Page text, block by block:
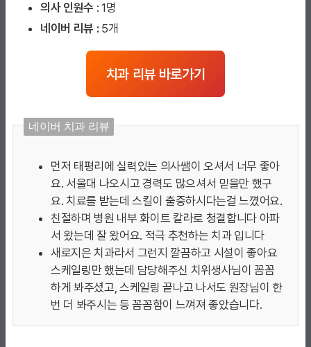
의사 인원수 : 1명
네이버 리뷰 : 5개
치과 리뷰 바로가기
네이버 치과 리뷰
먼저 태평리에 실력있는 의사쌤이 오셔서 너무 좋아
요. 서울대 나오시고 경력도 많으셔서 믿을만 했구
요. 치료를 받는데 스킬이 출중하시다는걸 느꼈어요.
친절하며 병원 내부 화이트 칼라로 청결합니다 아파
서 왔는데 잘 왔어요. 적극 추천하는 치과 입니다
새로지은 치과라서 그런지 깔끔하고 시설이 좋아요
스케일링만 했는데 담당해주신 치위생사님이 꼼꼼
하게 봐주셨고, 스케일링 끝나고 나서도 원장님이 한
번 더 봐주시는 등 꼼꼼함이 느껴져 좋았습니다.